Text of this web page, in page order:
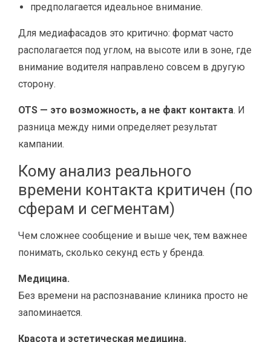
предполагается идеальное внимание.
Для медиафасадов это критично: формат часто
располагается под углом, на высоте или в зоне, где
внимание водителя направлено совсем в другую
сторону.
OTS — это возможность, а не факт контакта. И
разница между ними определяет результат
кампании.
Кому анализ реального
времени контакта критичен (по
сферам и сегментам)
Чем сложнее сообщение и выше чек, тем важнее
понимать, сколько секунд есть у бренда.
Медицина.
Без времени на распознавание клиника просто не
запоминается.
Красота и эстетическая медицина.